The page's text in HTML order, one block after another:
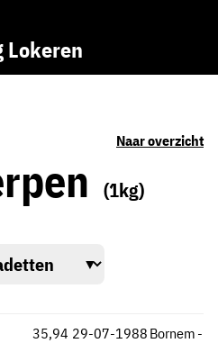
Lokeren
Naar overzicht
(1kg)
Bornem
35,94 -
29-07-1988